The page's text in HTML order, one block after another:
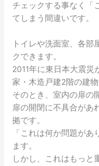
チェックする事なく「
てしまう間違いです。
トイレや洗面室、各部
クできます。
2011年に東日本大震災
家・木造戸建2階の建
そのとき、室内の扉の
扉の開閉に不具合があ
拠です。
「これは何か問題が
ます。
しかし、これはもっと